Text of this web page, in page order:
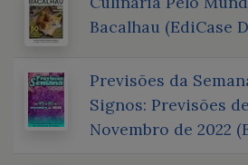
Bacalhau (EdiCase
Previsões da
Signos: Previsões
Novembro de 2022